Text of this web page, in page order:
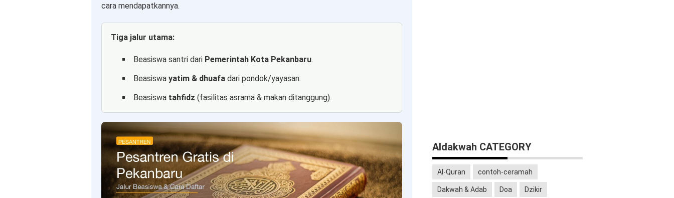
cara mendapatkannya.
Tiga jalur utama:
Beasiswa santri dari Pemerintah Kota Pekanbaru.
Beasiswa yatim & dhuafa dari pondok/yayasan.
Beasiswa tahfidz (fasilitas asrama & makan ditanggung).
Aldakwah CATEGORY
Al-Quran contoh-ceramah
Dakwah & Adab Doa Dzikir